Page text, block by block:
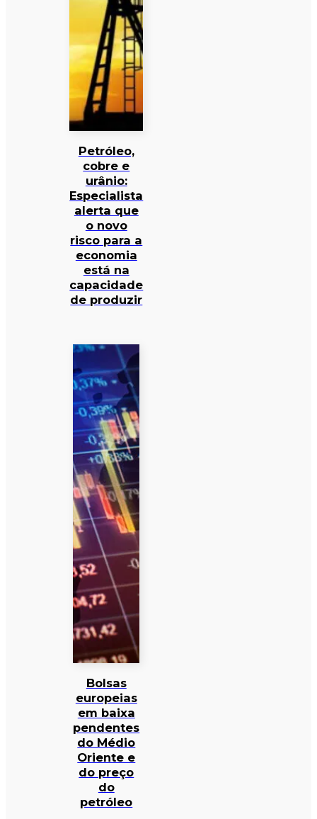
Petróleo,
cobre e
urânio:
Especialista
alerta que
o novo
risco para a
economia
está na
capacidade
de produzir
Bolsas
europeias
em baixa
pendentes
do Médio
Oriente e
do preço
do
petróleo